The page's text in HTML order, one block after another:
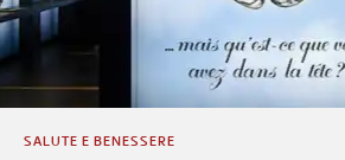
SALUTE E BENESSERE